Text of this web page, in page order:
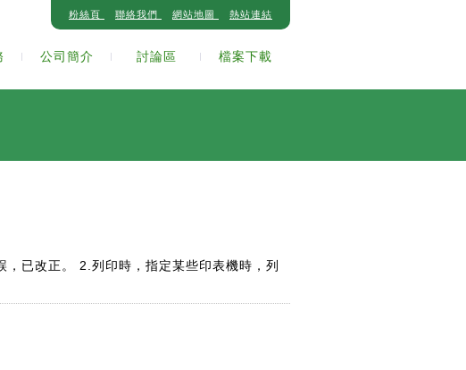
粉絲頁 聯絡我們 網站地圖 熱站連結
公司簡介 討論區 檔案下載
已改正。 2.列印時，指定某些印表機時，列